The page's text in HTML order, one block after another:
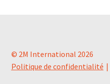
© 2M International 2026
Politique de confidentialité